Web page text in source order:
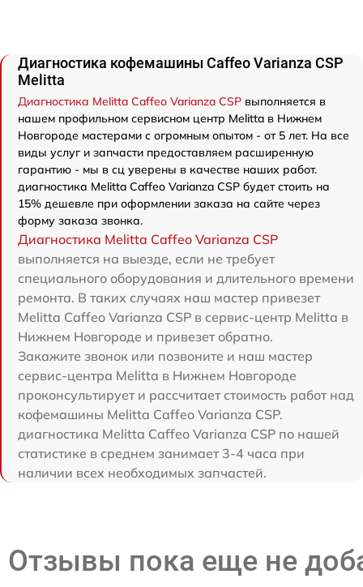
Диагностика кофемашины Caffeo Varianza CSP
Melitta
Диагностика Melitta Caffeo Varianza CSP выполняется в
нашем профильном сервисном центр Melitta в Нижнем
Новгороде мастерами с огромным опытом - от 5 лет. На все
виды услуг и запчасти предоставляем расширенную
гарантию - мы в сц уверены в качестве наших работ.
диагностика Melitta Caffeo Varianza CSP будет стоить на
15% дешевле при оформлении заказа на сайте через
форму заказа звонка.
Диагностика Melitta Caffeo Varianza CSP
выполняется на выезде, если не требует
специального оборудования и длительного времени
ремонта. В таких случаях наш мастер привезет
Melitta Caffeo Varianza CSP в сервис-центр Melitta в
Нижнем Новгороде и привезет обратно.
Закажите звонок или позвоните и наш мастер
сервис-центра Melitta в Нижнем Новгороде
проконсультирует и рассчитает стоимость работ над
кофемашины Melitta Caffeo Varianza CSP.
диагностика Melitta Caffeo Varianza CSP по нашей
статистике в среднем занимает 3-4 часа при
наличии всех необходимых запчастей.
Отзывы пока еще не